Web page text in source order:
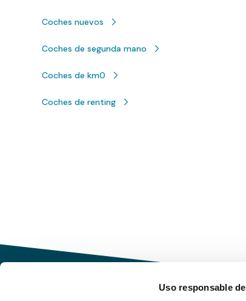
Uso responsable
Coches nuevos
Coches de segunda mano
Coches de km0
Coches de renting